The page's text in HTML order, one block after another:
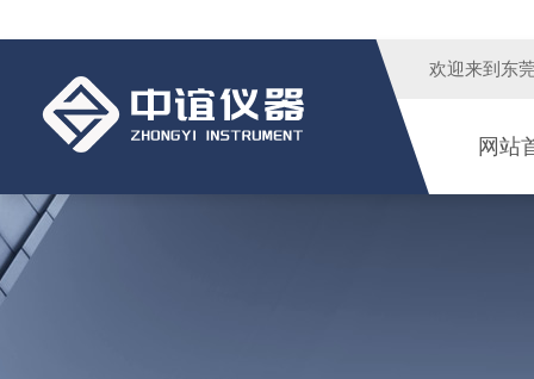
欢迎来到 东
网站